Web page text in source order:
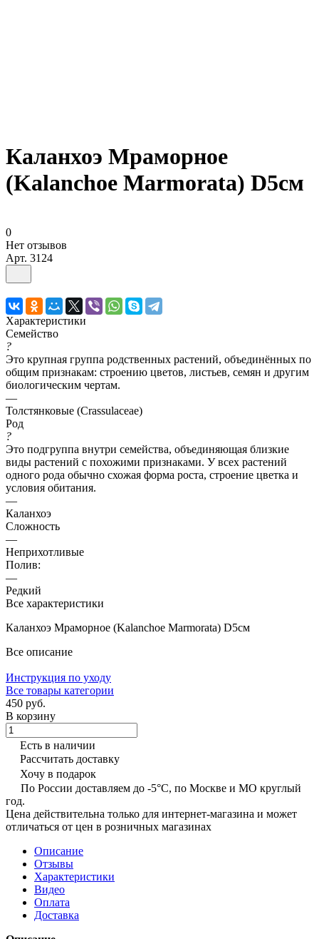
Каланхоэ Мраморное
(Kalanchoe Marmorata) D5см
0
Нет отзывов
Арт. 3124
Характеристики
Семейство
?
Это крупная группа родственных растений, объединённых по
общим признакам: строению цветов, листьев, семян и другим
биологическим чертам.
—
Толстянковые (Crassulaceae)
Род
?
Это подгруппа внутри семейства, объединяющая близкие
виды растений с похожими признаками. У всех растений
одного рода обычно схожая форма роста, строение цветка и
условия обитания.
—
Каланхоэ
Сложность
—
Неприхотливые
Полив:
—
Редкий
Все характеристики
Каланхоэ Мраморное (Kalanchoe Marmorata) D5см
Все описание
Инструкция по уходу
Все товары категории
450 руб.
В корзину
Есть в наличии
Рассчитать доставку
Хочу в подарок
По России доставляем до -5°C, по Москве и МО круглый
год.
Цена действительна только для интернет-магазина и может
отличаться от цен в розничных магазинах
Описание
Отзывы
Характеристики
Видео
Оплата
Доставка